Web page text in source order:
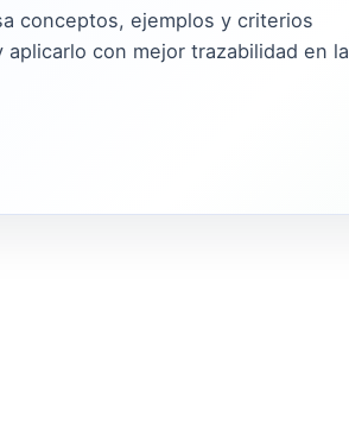
conceptos, ejemplos y criterios
con mejor trazabilidad en la